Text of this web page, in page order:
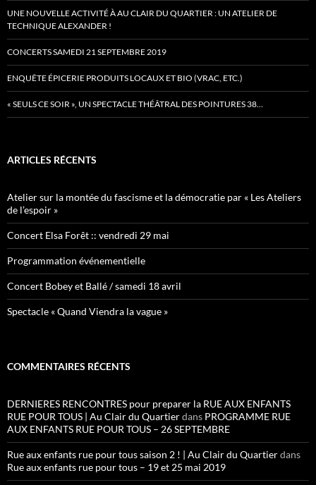
UNE NOUVELLE ACTIVITÉ À AU CLAIR DU QUARTIER : UN ATELIER DE
TECHNIQUE ALEXANDER !
CONCERTS SAMEDI 21 SEPTEMBRE 2019
ENQUÊTE ÉPICERIE PRODUITS LOCAUX ET BIO (VRAC, ETC.)
« SEULS CE SOIR », UN SPECTACLE THÉÂTRAL DES POINTURES 38…
ARTICLES RÉCENTS
Atelier sur la montée du fascisme et la démocratie par « Les Ateliers
de l’espoir »
Concert Elsa Forêt :: vendredi 29 mai
Programmation événementielle
Concert Bobey et Ballé / samedi 18 avril
Spectacle « Quand Viendra la vague »
COMMENTAIRES RÉCENTS
DERNIERES RENCONTRES pour preparer la RUE AUX ENFANTS
RUE POUR TOUS | Au Clair du Quartierdans PROGRAMME RUE
AUX ENFANTS RUE POUR TOUS – 26 SEPTEMBRE
Rue aux enfants rue pour tous saison 2 ! | Au Clair du Quartierdans
Rue aux enfants rue pour tous – 19 et 25 mai 2019